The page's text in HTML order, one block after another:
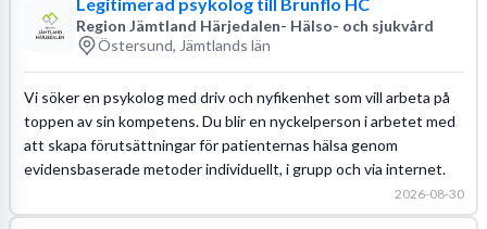
Region Jämtland Härjedalen- Hälso- och sjukvård
Östersund, Jämtlands län
Vi söker en psykolog med driv och nyfikenhet som vill arbeta på
toppen av sin kompetens. Du blir en nyckelperson i arbetet med
att skapa förutsättningar för patienternas hälsa genom
evidensbaserade metoder individuellt, i grupp och via internet.
2026-08-30